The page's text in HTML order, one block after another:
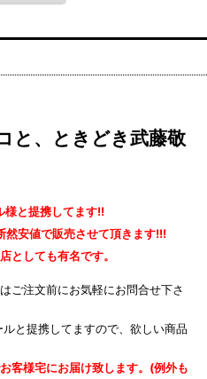
と、ときどき武藤敬
様と提携してます!!
然安値で販売させて頂きます!!!
としても有名です。
ご注文前にお気軽にお問合せ下さ
ルと提携してますので、欲しい商品
客様宅にお届け致します。(例外も